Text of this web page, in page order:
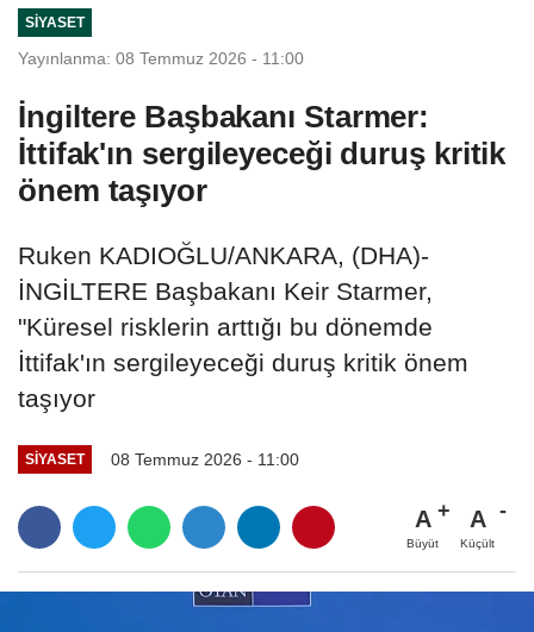
SIYASET
Yayınlanma: 08 Temmuz 2026 - 11:00
İngiltere Başbakanı Starmer:
İttifak'ın sergileyeceği duruş kritik
önem taşıyor
Ruken KADIOĞLU/ANKARA, (DHA)-
İNGİLTERE Başbakanı Keir Starmer,
"Küresel risklerin arttığı bu dönemde
İttifak'ın sergileyeceği duruş kritik önem
taşıyor
SIYASET 08 Temmuz 2026 - 11:00
A
Büyüt
A
Küçült